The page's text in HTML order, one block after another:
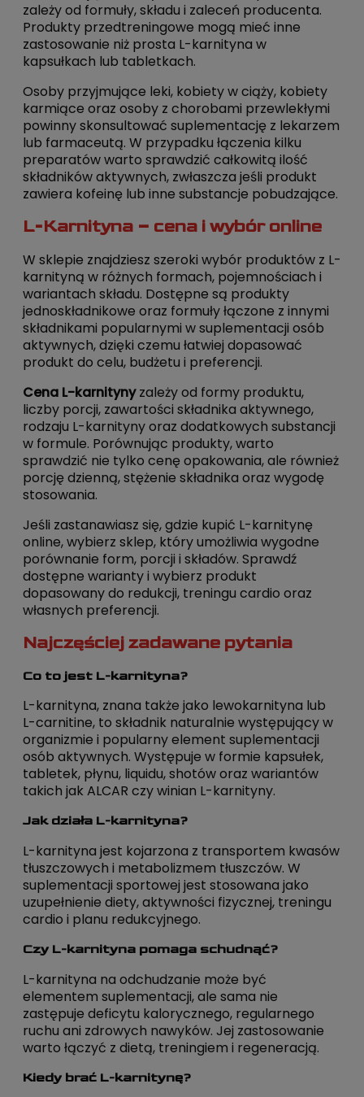
zależy od formuły, składu i zaleceń producenta.
Produkty przedtreningowe mogą mieć inne
zastosowanie niż prosta L-karnityna w
kapsułkach lub tabletkach.
Osoby przyjmujące leki, kobiety w ciąży, kobiety
karmiące oraz osoby z chorobami przewlekłymi
powinny skonsultować suplementację z lekarzem
lub farmaceutą. W przypadku łączenia kilku
preparatów warto sprawdzić całkowitą ilość
składników aktywnych, zwłaszcza jeśli produkt
zawiera kofeinę lub inne substancje pobudzające.
L-Karnityna – cena i wybór online
W sklepie znajdziesz szeroki wybór produktów z L-
karnityną w różnych formach, pojemnościach i
wariantach składu. Dostępne są produkty
jednoskładnikowe oraz formuły łączone z innymi
składnikami popularnymi w suplementacji osób
aktywnych, dzięki czemu łatwiej dopasować
produkt do celu, budżetu i preferencji.
Cena L-karnitynyzależy od formy produktu,
liczby porcji, zawartości składnika aktywnego,
rodzaju L-karnityny oraz dodatkowych substancji
w formule. Porównując produkty, warto
sprawdzić nie tylko cenę opakowania, ale również
porcję dzienną, stężenie składnika oraz wygodę
stosowania.
Jeśli zastanawiasz się, gdzie kupić L-karnitynę
online, wybierz sklep, który umożliwia wygodne
porównanie form, porcji i składów. Sprawdź
dostępne warianty i wybierz produkt
dopasowany do redukcji, treningu cardio oraz
własnych preferencji.
Najczęściej zadawane pytania
Co to jest L-karnityna?
L-karnityna, znana także jako lewokarnityna lub
L-carnitine, to składnik naturalnie występujący w
organizmie i popularny element suplementacji
osób aktywnych. Występuje w formie kapsułek,
tabletek, płynu, liquidu, shotów oraz wariantów
takich jak ALCAR czy winian L-karnityny.
Jak działa L-karnityna?
L-karnityna jest kojarzona z transportem kwasów
tłuszczowych i metabolizmem tłuszczów. W
suplementacji sportowej jest stosowana jako
uzupełnienie diety, aktywności fizycznej, treningu
cardio i planu redukcyjnego.
Czy L-karnityna pomaga schudnąć?
L-karnityna na odchudzanie może być
elementem suplementacji, ale sama nie
zastępuje deficytu kalorycznego, regularnego
ruchu ani zdrowych nawyków. Jej zastosowanie
warto łączyć z dietą, treningiem i regeneracją.
Kiedy brać L-karnitynę?